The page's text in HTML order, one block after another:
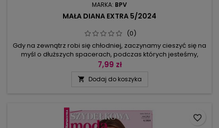
MARKA: BPV
MAŁA DIANA EXTRA 5/2024
(0)
Gdy na zewnątrz robi się chłodniej, zaczynamy cieszyć się na
myśl o dłuższych spacerach, podczas których jesteśmy,
rzecz jasna, ciepło otulone. I wtedy właśnie rękawiczki i
nie przemarzły nam ręce. W Małej Dianie Extra znajdziecie
7,99 zł
 Dodaj do koszyka
favorite_border